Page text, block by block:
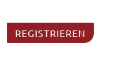
REGISTRIEREN